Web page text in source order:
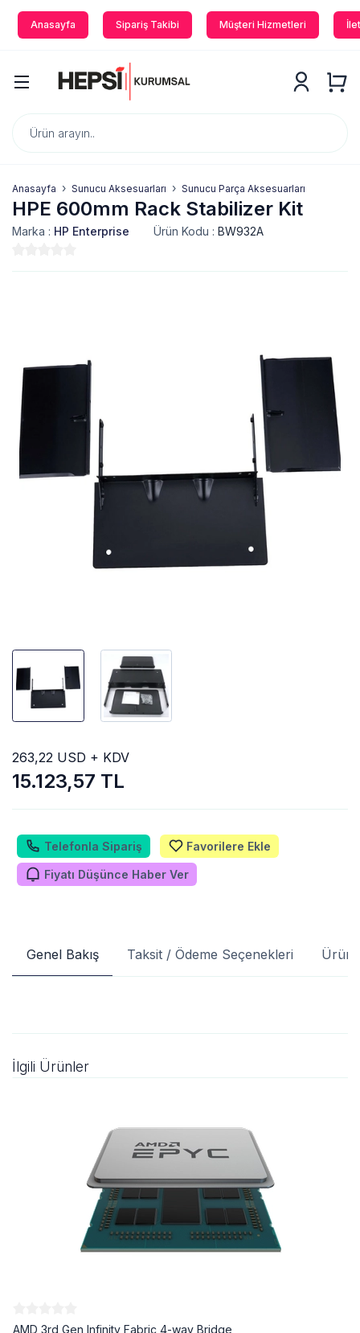
Anasayfa Sipariş Takibi Müşteri Hizmetleri
Anasayfa Sunucu Aksesuarları Sunucu Parça Aksesuarları
HPE 600mm Rack Stabilizer Kit
Marka : HP Enterprise Ürün Kodu : BW932A
15.123,57 TL
263,22 USD + KDV
Telefonla Sipariş Favorilere Ekle
Fiyatı Düşünce Haber Ver
Genel Bakış Taksit / Ödeme Seçenekleri Ürün
İlgili Ürünler
AMD 3rd Gen Infinity Fabric 4-way Bridge